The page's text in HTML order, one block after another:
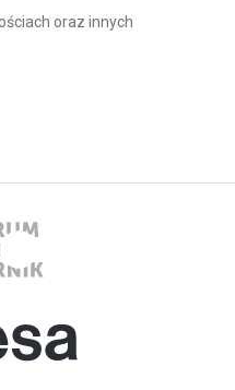
oraz innych